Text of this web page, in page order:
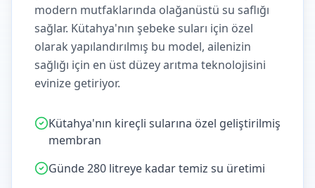
modern mutfaklarında olağanüstü su saflığı
sağlar. Kütahya'nın şebeke suları için özel
olarak yapılandırılmış bu model, ailenizin
sağlığı için en üst düzey arıtma teknolojisini
evinize getiriyor.
Kütahya'nın kireçli sularına özel geliştirilmiş
membran
Günde 280 litreye kadar temiz su üretimi